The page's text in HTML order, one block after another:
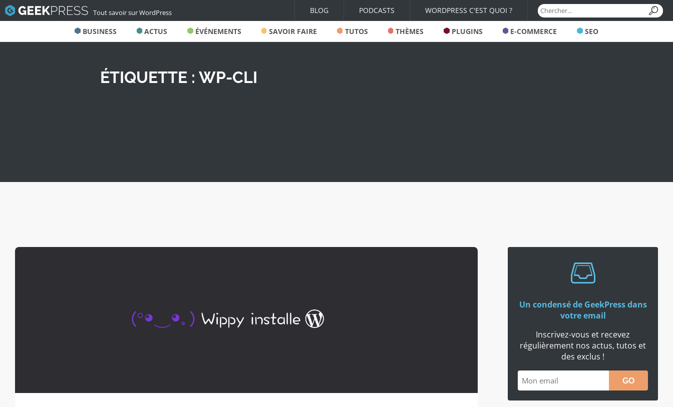
Tout savoir sur WordPress BLOG PODCASTS WORDPRESS C'EST QUOI ?
BUSINESS ACTUS ÉVÉNEMENTS SAVOIR FAIRE TUTOS THÈMES PLUGINS E-COMMERCE SEO
ÉTIQUETTE : WP-CLI
Un condensé de GeekPress dans
votre email
Inscrivez-vous et recevez
régulièrement nos actus, tutos et
des exclus !